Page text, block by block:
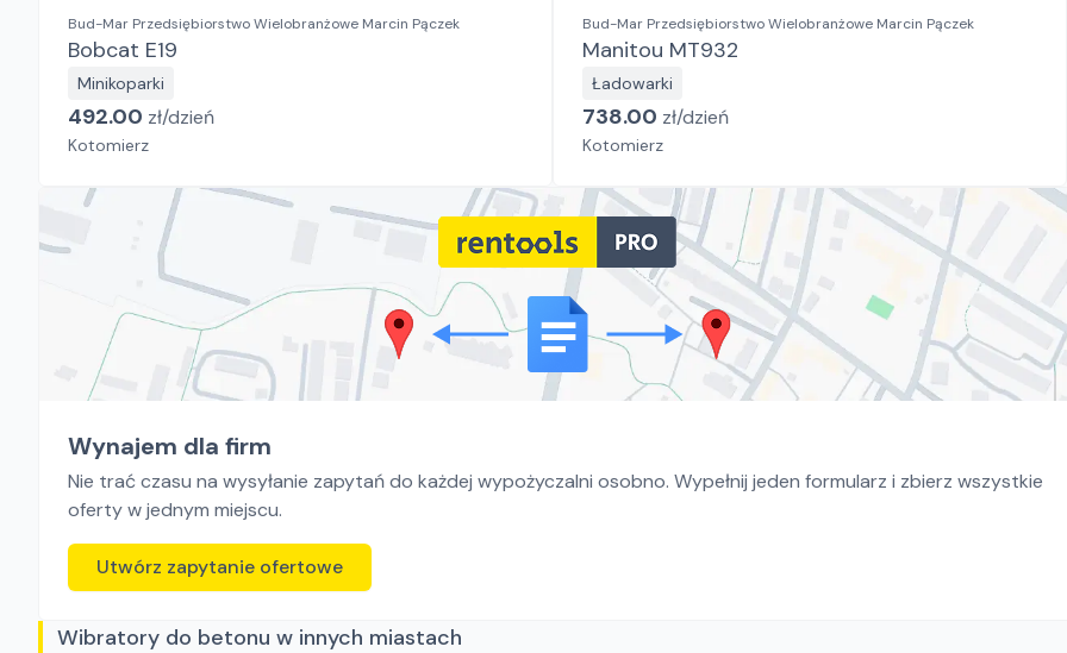
Bud-Mar Przedsiębiorstwo Wielobranżowe Marcin Pączek
Bobcat E19
Minikoparki
492.00 zł/dzień
Kotomierz
Bud-Mar Przedsiębiorstwo Wielobranżowe Marcin Pączek
Manitou MT932
Ładowarki
738.00 zł/dzień
Kotomierz
Wynajem dla firm
Nie trać czasu na wysyłanie zapytań do każdej wypożyczalni osobno. Wypełnij jeden formularz i zbierz wszystkie
oferty w jednym miejscu.
Utwórz zapytanie ofertowe
Wibratory do betonu w innych miastach